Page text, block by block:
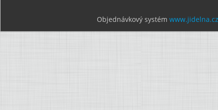
Objednávkový systém www.jidelna.cz